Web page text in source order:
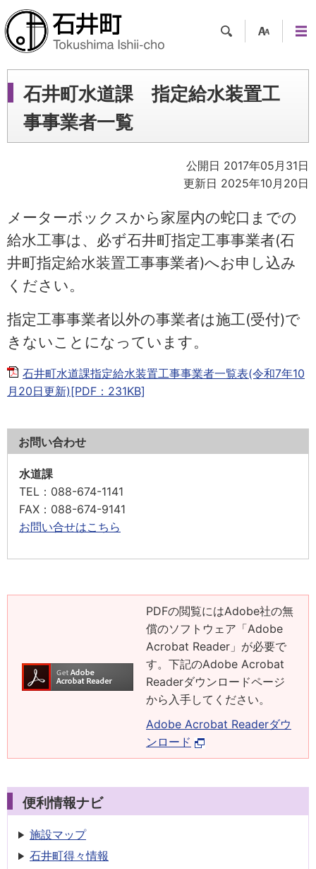
ツー
ル
ュー
石井町水道課 指定給水装置工
事事業者一覧
公開日 2017年05月31日
更新日 2025年10月20日
メーターボックスから家屋内の蛇口までの
給水工事は、必ず石井町指定工事事業者(石
井町指定給水装置工事事業者)へお申し込み
ください。
指定工事事業者以外の事業者は施工(受付)で
きないことになっています。
石井町水道課指定給水装置工事事業者一覧表(令和7年10
月20日更新)[PDF：231KB]
お問い合わせ
水道課
TEL ：088-674-1141
FAX ：088-674-9141
お問い合せはこちら
PDFの閲覧にはAdobe社の無
償のソフトウェア「Adobe
Acrobat Reader」が必要で
す。下記のAdobe Acrobat
Readerダウンロードページ
から入手してください。
Adobe Acrobat Readerダウ
ンロード
便利情報ナビ
施設マップ
石井町得々情報